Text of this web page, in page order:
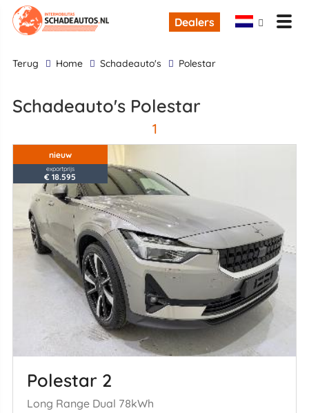
Dealers
terug Home Schadeauto's Polestar
Schadeauto's Polestar
1
nieuw
exportprijs
€ 18.595
Polestar 2
Long Range Dual 78kWh